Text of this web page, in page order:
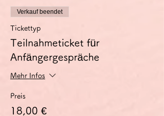
Verkauf beendet
Tickettyp
Teilnahmeticket für
Anfängergespräche
Mehr Infos
Preis
18,00 €